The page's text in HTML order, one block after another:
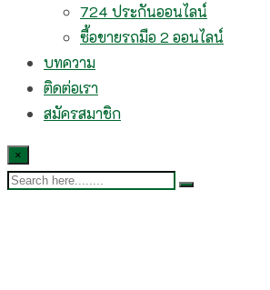
724 ประกันออนไลน์
ซื้อขายรถมือ 2 ออนไลน์
บทความ
ติดต่อเรา
สมัครสมาชิก
×